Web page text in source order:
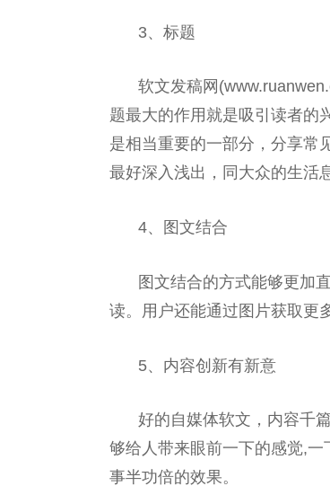
3、标题
软文发稿网
题最大的作用就是吸引读者的
是相当重要的一部分，分享常
最好深入浅出，同大众的生活
4、图文结合
图文结合的方式能够更加
读。用户还能通过图片获取更
5、内容创新有新意
好的自媒体软文，内容千
够给人带来眼前一下的感觉,
事半功倍的效果。